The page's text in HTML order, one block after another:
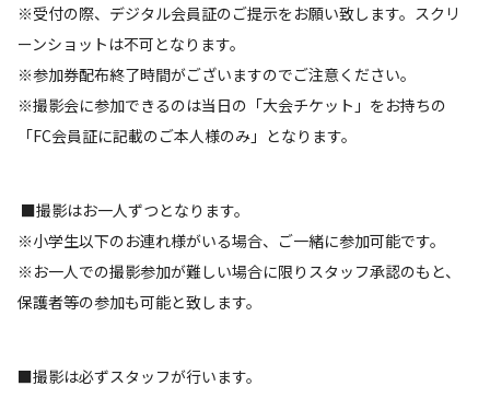
※受付の際、デジタル会員証のご提示をお願い致します。スクリ
ーンショットは不可となります。
※参加券配布終了時間がございますのでご注意ください。
※撮影会に参加できるのは当日の「大会チケット」をお持ちの
「FC会員証に記載のご本人様のみ」となります。
■撮影はお一人ずつとなります。
※小学生以下のお連れ様がいる場合、ご一緒に参加可能です。
※お一人での撮影参加が難しい場合に限りスタッフ承認のもと、
保護者等の参加も可能と致します。
■撮影は必ずスタッフが行います。